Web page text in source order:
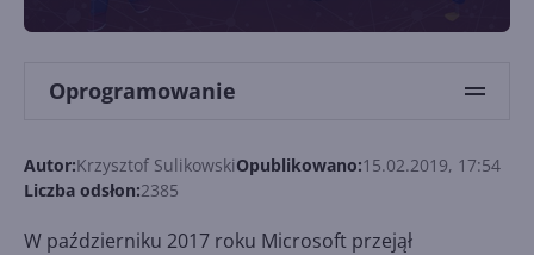
Oprogramowanie
Autor:Krzysztof SulikowskiOpublikowano:15.02.2019, 17:54
Liczba odsłon:2385
W październiku 2017 roku Microsoft przejął